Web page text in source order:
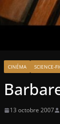
CINÉMA SCIENCE-
13 octobre 2007